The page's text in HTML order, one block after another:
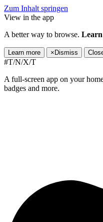
Zum Inhalt springen
View in the app
A better way to browse.
Learn more × Dismiss
#T/N/X/T
A full-screen app on your
badges and more.